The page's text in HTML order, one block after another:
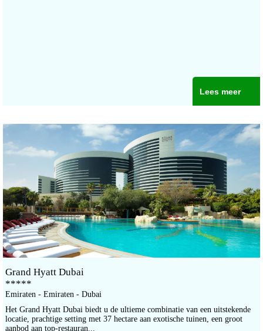
Lees meer
Grand Hyatt Dubai
*****
Emiraten - Emiraten - Dubai
Het Grand Hyatt Dubai biedt u de ultieme combinatie van een uitstekende
locatie, prachtige setting met 37 hectare aan exotische tuinen, een groot
aanbod aan top-restauran...